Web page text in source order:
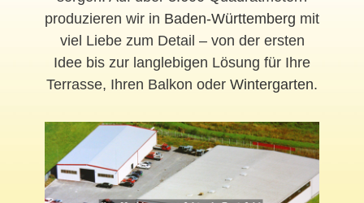
produzieren wir in Baden-Württemberg mit
viel Liebe zum Detail – von der ersten
Idee bis zur langlebigen Lösung für Ihre
Terrasse, Ihren Balkon oder Wintergarten.